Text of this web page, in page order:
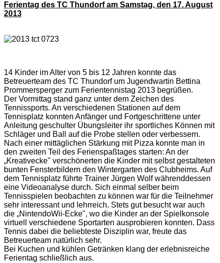
Ferientag des TC Thundorf am Samstag, den 17. August
2013
14 Kinder im Alter von 5 bis 12 Jahren konnte das
Betreuerteam des TC Thundorf um Jugendwartin Bettina
Prommersperger zum Ferientennistag 2013 begrüßen.
Der Vormittag stand ganz unter dem Zeichen des
Tennissports. An verschiedenen Stationen auf dem
Tennisplatz konnten Anfänger und Fortgeschrittene unter
Anleitung geschulter Übungsleiter ihr sportliches Können mit
Schläger und Ball auf die Probe stellen oder verbessern.
Nach einer mittäglichen Stärkung mit Pizza konnte man in
den zweiten Teil des Ferienspaßtages starten: An der
„Kreativecke" verschönerten die Kinder mit selbst gestalteten
bunten Fensterbildern den Wintergarten des Clubheims. Auf
dem Tennisplatz führte Trainer Jürgen Wolf währenddessen
eine Videoanalyse durch. Sich einmal selber beim
Tennisspielen beobachten zu können war für die Teilnehmer
sehr interessant und lehrreich. Stets gut besucht war auch
die „NintendoWii-Ecke", wo die Kinder an der Spielkonsole
virtuell verschiedene Sportarten ausprobieren konnten. Dass
Tennis dabei die beliebteste Disziplin war, freute das
Betreuerteam natürlich sehr.
Bei Kuchen und kühlen Getränken klang der erlebnisreiche
Ferientag schließlich aus.